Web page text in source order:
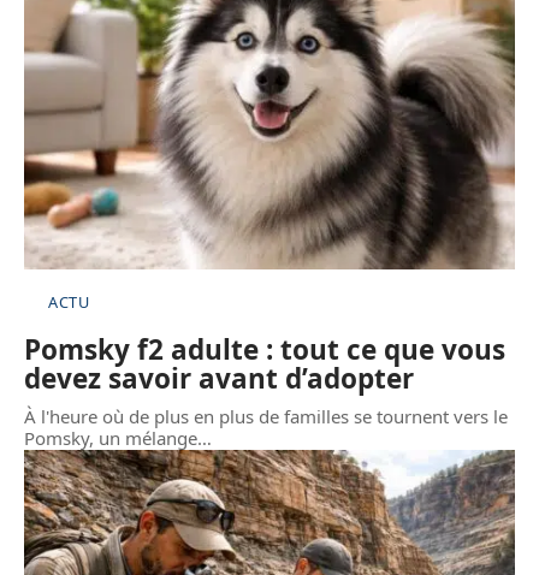
ACTU
Pomsky f2 adulte : tout ce que vous
devez savoir avant d’adopter
À l'heure où de plus en plus de familles se tournent vers le
Pomsky, un mélange…